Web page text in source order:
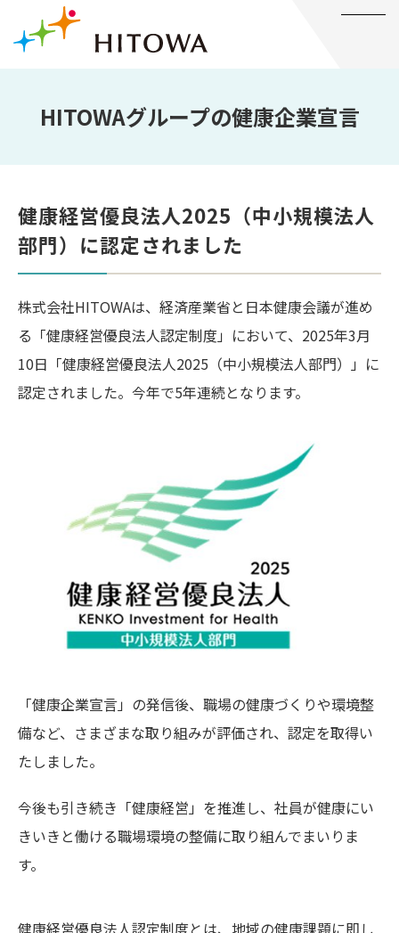
メニュー
HITOWAグループの健康企業宣言
健康経営優良法人2025（中小規模法人
部門）に認定されました
株式会社HITOWAは、経済産業省と日本健康会議が進め
る「健康経営優良法人認定制度」において、2025年3月
10日「健康経営優良法人2025（中小規模法人部門）」に
認定されました。今年で5年連続となります。
「健康企業宣言」の発信後、職場の健康づくりや環境整
備など、さまざまな取り組みが評価され、認定を取得い
たしました。
今後も引き続き「健康経営」を推進し、社員が健康にい
きいきと働ける職場環境の整備に取り組んでまいりま
す。
健康経営優良法人認定制度とは、地域の健康課題に即し